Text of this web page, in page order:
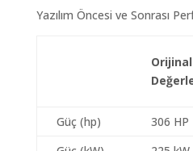
Yazılım Öncesi ve Sonrası
Orijinal
Güç (hp) 306 HP